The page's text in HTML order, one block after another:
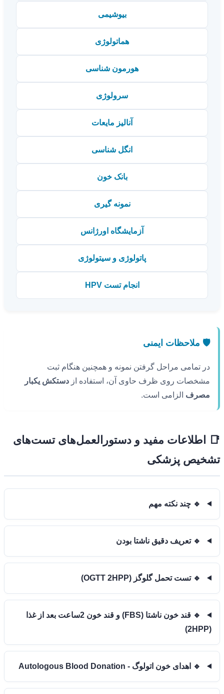
بیوشیمی
هماتولوژی
هورمون شناسی
سرولوژی
آنالیز مایعات
انگل شناسی
بانک خون
نمونه گیری
آزمایشگاه اورژانس
پاتولوژی و سیتولوژی
انجام تست HPV
🛡️ ملاحظات ایمنی
در تمامی مراحل گرفتن نمونه و همچنین هنگام ثبت
مشخصات روی ظرف حاوی آن، استفاده از دستکش یکبار
مصرف الزامی است.
📑 اطلاعات مفید و دستورالعمل‌های تست‌های
تشخیص پزشکی
🔹 چند نکته مهم
🔹 تعریف دقیق ناشتا بودن
🔹 تست تحمل گلوگز (OGTT 2HPP)
🔹 قند خون ناشتا (FBS) و قند خون 2ساعت بعد از غذا
(2HPP)
🔹 اهدای خون اتولوگ - Autologous Blood Donation